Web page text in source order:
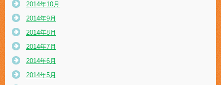
2014年10月
2014年9月
2014年8月
2014年7月
2014年6月
2014年5月